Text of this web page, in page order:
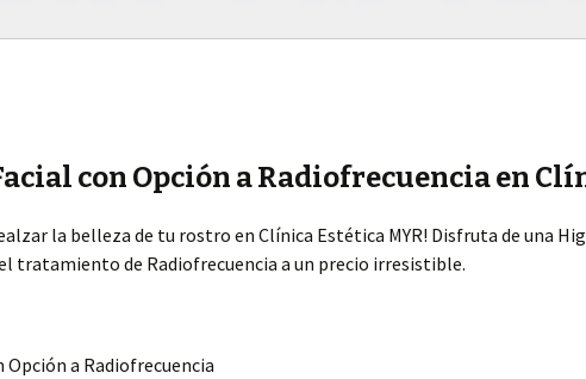
con Opción a Radiofrecuencia en
la belleza de tu rostro en Clínica Estética MYR! Disfruta de una
tratamiento de Radiofrecuencia a un precio irresistible.
Opción a Radiofrecuencia